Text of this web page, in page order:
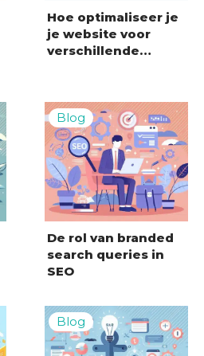
Hoe optimaliseer je
je website voor
verschillende…
De rol van branded
search queries in
SEO